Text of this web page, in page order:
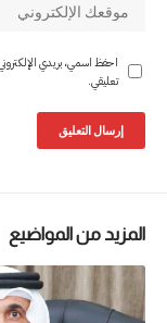
احفظ اسمي، بريدي
تعليقي.
المزيد من المواضيع